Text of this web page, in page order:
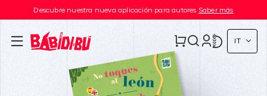
Descubre nuestra nueva aplicación para autores Saber más
IT